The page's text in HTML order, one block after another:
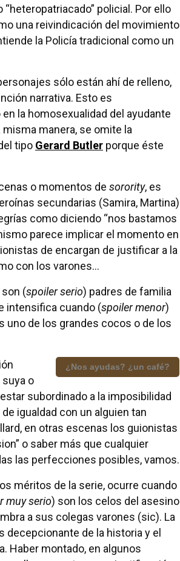
policial. Por ello
una reivindicación del movimiento
la Policía tradicional como un
sólo están ahí de relleno,
narrativa. Esto es
la homosexualidad del ayudante
misma manera, se omite la
tipo Gerard Butler porque éste
o momentos de sorority, es
secundarias (Samira, Martina)
como diciendo “nos bastamos
parece implicar el momento en
de encargan de justificar a la
con los varones…
(spoiler serio) padres de familia
intensifica cuando (spoiler menor)
uno de los grandes cocos o de los
¿Nos ayudas? ¿un café?
suya o
subordinado a la imposibilidad
igualdad con un alguien tan
en otras escenas los guionistas
o saber más que cualquier
las perfecciones posibles, vamos.
méritos de la serie, ocurre cuando
muy serio) son los celos del asesino
a sus colegas varones (sic). La
decepcionante de la historia y el
Haber montado, en algunos